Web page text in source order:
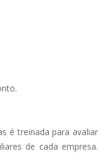
é treinada para avaliar
de cada empresa.